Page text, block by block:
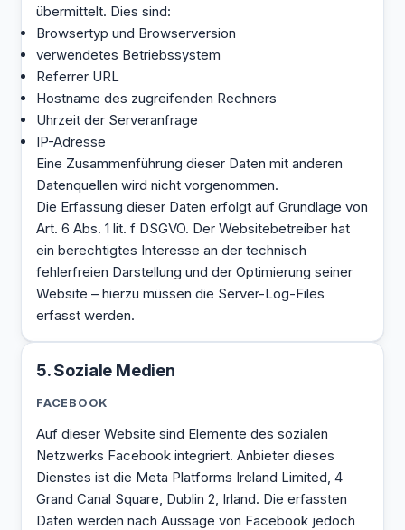
übermittelt. Dies sind:
Browsertyp und Browserversion
verwendetes Betriebssystem
Referrer URL
Hostname des zugreifenden Rechners
Uhrzeit der Serveranfrage
IP-Adresse
Eine Zusammenführung dieser Daten mit anderen
Datenquellen wird nicht vorgenommen.
Die Erfassung dieser Daten erfolgt auf Grundlage von
Art. 6 Abs. 1 lit. f DSGVO. Der Websitebetreiber hat
ein berechtigtes Interesse an der technisch
fehlerfreien Darstellung und der Optimierung seiner
Website – hierzu müssen die Server-Log-Files
erfasst werden.
5. Soziale Medien
FACEBOOK
Auf dieser Website sind Elemente des sozialen
Netzwerks Facebook integriert. Anbieter dieses
Dienstes ist die Meta Platforms Ireland Limited, 4
Grand Canal Square, Dublin 2, Irland. Die erfassten
Daten werden nach Aussage von Facebook jedoch